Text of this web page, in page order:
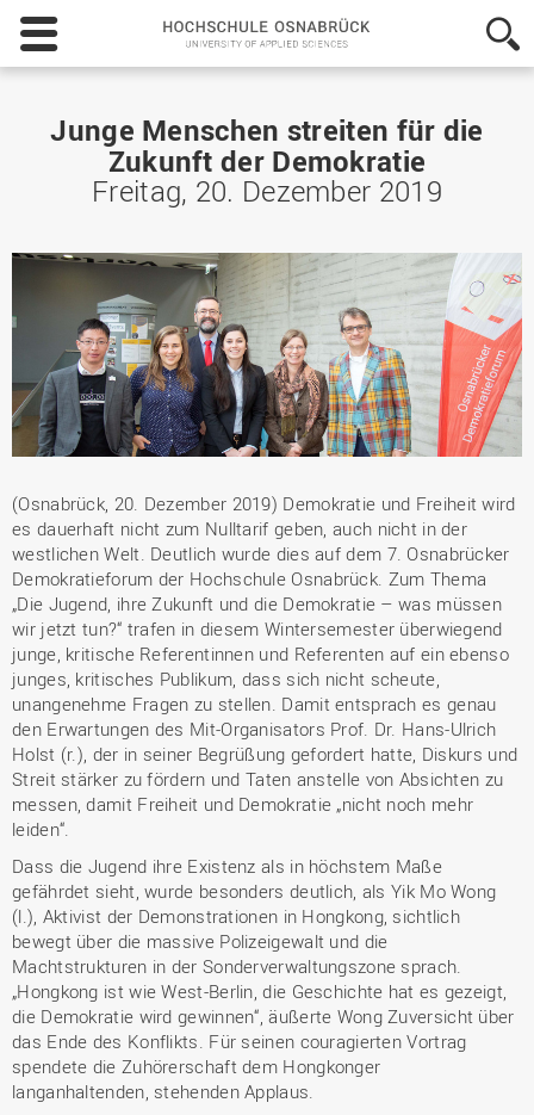
Hochschule
Osnabrück
-
of
Applied
Sciences
Junge Menschen streiten für die
Zukunft der Demokratie
Freitag, 20. Dezember 2019
(Osnabrück, 20. Dezember 2019) Demokratie und Freiheit wird
es dauerhaft nicht zum Nulltarif geben, auch nicht in der
westlichen Welt. Deutlich wurde dies auf dem 7. Osnabrücker
Demokratieforum der Hochschule Osnabrück. Zum Thema
„Die Jugend, ihre Zukunft und die Demokratie – was müssen
wir jetzt tun?“ trafen in diesem Wintersemester überwiegend
junge, kritische Referentinnen und Referenten auf ein ebenso
junges, kritisches Publikum, dass sich nicht scheute,
unangenehme Fragen zu stellen. Damit entsprach es genau
den Erwartungen des Mit-Organisators Prof. Dr. Hans-Ulrich
Holst (r.), der in seiner Begrüßung gefordert hatte, Diskurs und
Streit stärker zu fördern und Taten anstelle von Absichten zu
messen, damit Freiheit und Demokratie „nicht noch mehr
leiden“.
Dass die Jugend ihre Existenz als in höchstem Maße
gefährdet sieht, wurde besonders deutlich, als Yik Mo Wong
(l.), Aktivist der Demonstrationen in Hongkong, sichtlich
bewegt über die massive Polizeigewalt und die
Machtstrukturen in der Sonderverwaltungszone sprach.
„Hongkong ist wie West-Berlin, die Geschichte hat es gezeigt,
die Demokratie wird gewinnen“, äußerte Wong Zuversicht über
das Ende des Konflikts. Für seinen couragierten Vortrag
spendete die Zuhörerschaft dem Hongkonger
langanhaltenden, stehenden Applaus.